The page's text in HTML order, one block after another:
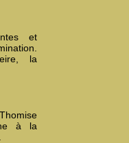
et
la
à la